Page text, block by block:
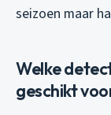
seizoen maar
Welke
geschikt